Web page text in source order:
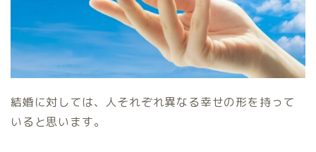
結婚に対しては、人それぞれ異なる幸せの形を持って
いると思います。